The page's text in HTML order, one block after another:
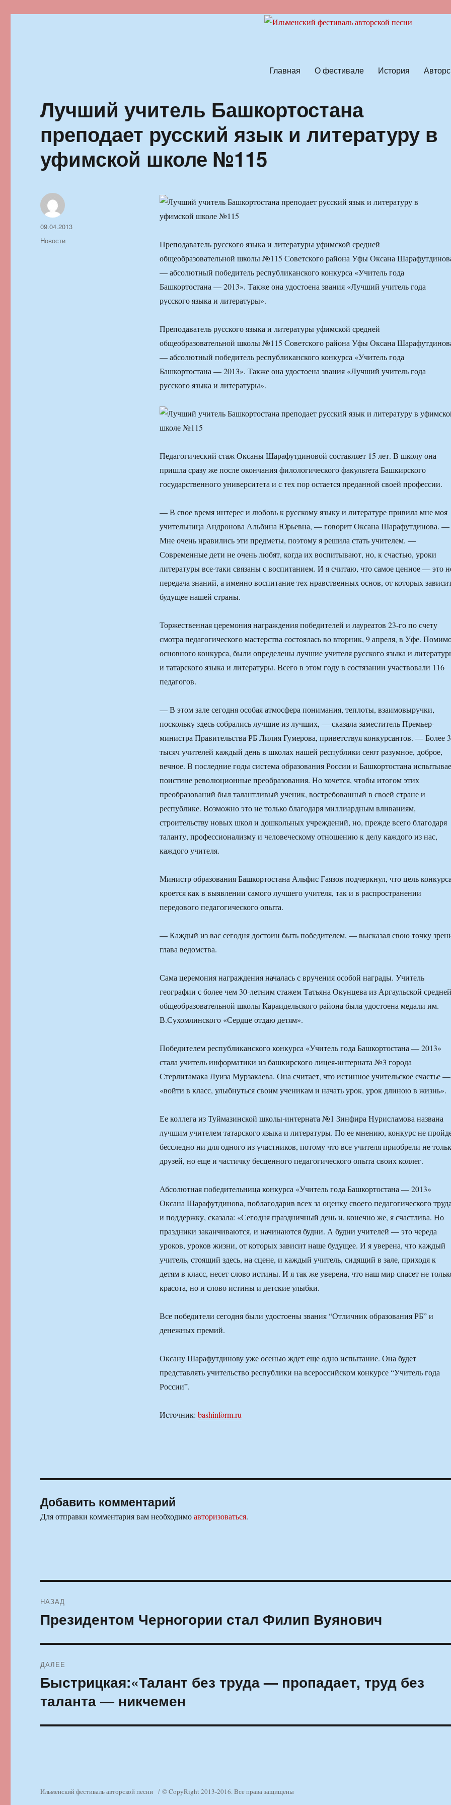
Главная О фестивале История
Лучший учитель Башкортостана
преподает русский язык и литературу в
уфимской школе №115
Преподаватель русского языка и литературы уфимской средней
общеобразовательной школы №115 Советского района Уфы Оксана
— абсолютный победитель республиканского конкурса «Учитель года
Башкортостана — 2013». Также она удостоена звания «Лучший учитель года
русского языка и литературы».
Преподаватель русского языка и литературы уфимской средней
общеобразовательной школы №115 Советского района Уфы Оксана
— абсолютный победитель республиканского конкурса «Учитель года
Башкортостана — 2013». Также она удостоена звания «Лучший учитель года
русского языка и литературы».
Педагогический стаж Оксаны Шарафутдиновой составляет 15 лет. В школу она
пришла сразу же после окончания филологического факультета Башкирского
государственного университета и с тех пор остается преданной своей профессии.
— В свое время интерес и любовь к русскому языку и литературе привила мне моя
учительница Андронова Альбина Юрьевна, — говорит Оксана Шарафутдинова. —
Мне очень нравились эти предметы, поэтому я решила стать учителем. —
Современные дети не очень любят, когда их воспитывают, но, к счастью, уроки
литературы все-таки связаны с воспитанием. И я считаю, что самое ценное — это
передача знаний, а именно воспитание тех нравственных основ, от которых
будущее нашей страны.
Торжественная церемония награждения победителей и лауреатов 23-го по счету
смотра педагогического мастерства состоялась во вторник, 9 апреля, в Уфе.
основного конкурса, были определены лучшие учителя русского языка и
и татарского языка и литературы. Всего в этом году в состязании участвовали 116
педагогов.
— В этом зале сегодня особая атмосфера понимания, теплоты, взаимовыручки,
поскольку здесь собрались лучшие из лучших, — сказала заместитель Премьер-
министра Правительства РБ Лилия Гумерова, приветствуя конкурсантов. — Более
тысяч учителей каждый день в школах нашей республики сеют разумное, доброе,
вечное. В последние годы система образования России и Башкортостана
поистине революционные преобразования. Но хочется, чтобы итогом этих
преобразований был талантливый ученик, востребованный в своей стране и
республике. Возможно это не только благодаря миллиардным вливаниям,
строительству новых школ и дошкольных учреждений, но, прежде всего благодаря
таланту, профессионализму и человеческому отношению к делу каждого из нас,
каждого учителя.
Министр образования Башкортостана Альфис Гаязов подчеркнул, что цель
кроется как в выявлении самого лучшего учителя, так и в распространении
передового педагогического опыта.
— Каждый из вас сегодня достоин быть победителем, — высказал свою точку
глава ведомства.
Сама церемония награждения началась с вручения особой награды. Учитель
географии с более чем 30-летним стажем Татьяна Окунцева из Аргаульской средней
общеобразовательной школы Караидельского района была удостоена медали им.
В.Сухомлинского «Сердце отдаю детям».
Победителем республиканского конкурса «Учитель года Башкортостана — 2013»
стала учитель информатики из башкирского лицея-интерната №3 города
Стерлитамака Луиза Мурзакаева. Она считает, что истинное учительское счастье —
«войти в класс, улыбнуться своим ученикам и начать урок, урок длиною в жизнь».
Ее коллега из Туймазинской школы-интерната №1 Зинфира Нурисламова названа
лучшим учителем татарского языка и литературы. По ее мнению, конкурс не
бесследно ни для одного из участников, потому что все учителя приобрели не
друзей, но еще и частичку бесценного педагогического опыта своих коллег.
Абсолютная победительница конкурса «Учитель года Башкортостана — 2013»
Оксана Шарафутдинова, поблагодарив всех за оценку своего педагогического
и поддержку, сказала: «Сегодня праздничный день и, конечно же, я счастлива. Но
праздники заканчиваются, и начинаются будни. А будни учителей — это череда
уроков, уроков жизни, от которых зависит наше будущее. И я уверена, что каждый
учитель, стоящий здесь, на сцене, и каждый учитель, сидящий в зале, приходя к
детям в класс, несет слово истины. И я так же уверена, что наш мир спасет не
красота, но и слово истины и детские улыбки.
Все победители сегодня были удостоены звания “Отличник образования РБ” и
денежных премий.
Оксану Шарафутдинову уже осенью ждет еще одно испытание. Она будет
представлять учительство республики на всероссийском конкурсе “Учитель года
России”.
Источник: bashinform.ru
Автор
Опубликовано
09.04.2013
Рубрики
Новости
Добавить комментарий
Для отправки комментария вам необходимоавторизоваться.
по
НАЗАД
Предыдущая
запись:
Президентом Черногории стал Филип Вуянович
ДАЛЕЕ
Следующая
Быстрицкая:«Талант без труда — пропадает, труд без
таланта — никчемен
Ильменский фестиваль авторской песни © CopyRight 2013-2016. Все права защищены